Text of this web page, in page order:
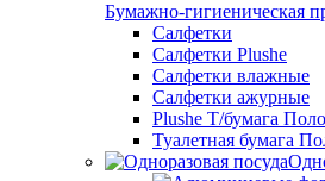
Бумажно-гигиеническая
Салфетки
Салфетки Plushe
Салфетки влажные
Салфетки ажурные
Plushe Т/бумага
Туалетная бумага